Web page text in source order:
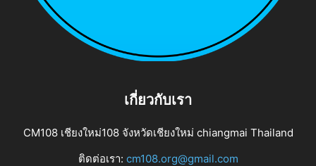
เกี่ยวกับเรา
CM108 เชียงใหม่108 จังหวัดเชียงใหม่ chiangmai Thailand
ติดต่อเรา: cm108.org@gmail.com